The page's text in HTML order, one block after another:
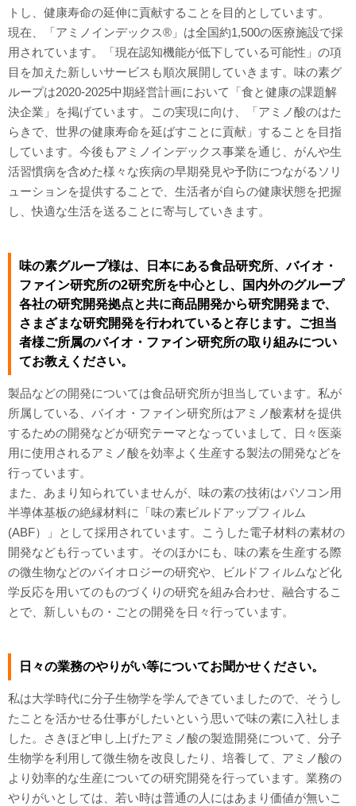
トし、健康寿命の延伸に貢献することを目的としています。
現在、「アミノインデックス®」は全国約1,500の医療施設で採
用されています。「現在認知機能が低下している可能性」の項
目を加えた新しいサービスも順次展開していきます。味の素グ
ループは2020-2025中期経営計画において「食と健康の課題解
決企業」を掲げています。この実現に向け、「アミノ酸のはた
らきで、世界の健康寿命を延ばすことに貢献」することを目指
しています。今後もアミノインデックス事業を通じ、がんや生
活習慣病を含めた様々な疾病の早期発見や予防につながるソリ
ューションを提供することで、生活者が自らの健康状態を把握
し、快適な生活を送ることに寄与していきます。
味の素グループ様は、日本にある食品研究所、バイオ・
ファイン研究所の2研究所を中心とし、国内外のグループ
各社の研究開発拠点と共に商品開発から研究開発まで、
さまざまな研究開発を行われていると存じます。ご担当
者様ご所属のバイオ・ファイン研究所の取り組みについ
てお教えください。
製品などの開発については食品研究所が担当しています。私が
所属している、バイオ・ファイン研究所はアミノ酸素材を提供
するための開発などが研究テーマとなっていまして、日々医薬
用に使用されるアミノ酸を効率よく生産する製法の開発などを
行っています。
また、あまり知られていませんが、味の素の技術はパソコン用
半導体基板の絶縁材料に「味の素ビルドアップフィルム
(ABF）」として採用されています。こうした電子材料の素材の
開発なども行っています。そのほかにも、味の素を生産する際
の微生物などのバイオロジーの研究や、ビルドフィルムなど化
学反応を用いてのものづくりの研究を組み合わせ、融合するこ
とで、新しいもの・ごとの開発を日々行っています。
日々の業務のやりがい等についてお聞かせください。
私は大学時代に分子生物学を学んできていましたので、そうし
たことを活かせる仕事がしたいという思いで味の素に入社しま
した。さきほど申し上げたアミノ酸の製造開発について、分子
生物学を利用して微生物を改良したり、培養して、アミノ酸の
より効率的な生産についての研究開発を行っています。業務の
やりがいとしては、若い時は普通の人にはあまり価値が無いこ